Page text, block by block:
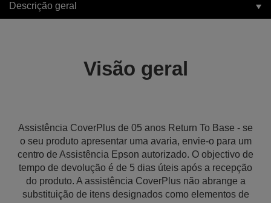
Descrição geral
Visão geral
Assistência CoverPlus de 05 anos Return To Base - se
o seu produto apresentar uma avaria, envie-o para um
centro de Assistência Epson autorizado. O objectivo de
tempo de devolução é de 5 dias úteis após a recepção
do produto. A assistência CoverPlus não abrange a
substituição de itens designados como elementos de